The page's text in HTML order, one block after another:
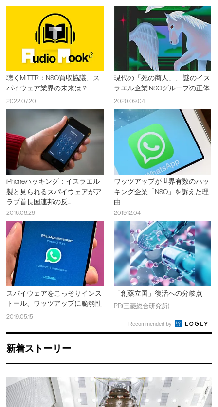
聴くMITTR：NSO買収協議、ス
パイウェア業界の未来は？
2022.07.20
現代の「死の商人」、 謎のイス
ラエル企業 NSOグループの正体
2020.09.04
iPhoneハッキング：イスラエル
製と見られるスパイウェアがア
ラブ首長国連邦の反...
2016.08.29
ワッツアップが世界有数のハッ
キング企業「NSO」を訴えた理
由
2019.12.04
スパイウェアをこっそりインス
トール、ワッツアップに脆弱性
2019.05.15
「創薬立国」復活への分岐点
PR(三菱総合研究所)
Recommended by
新着ストーリー